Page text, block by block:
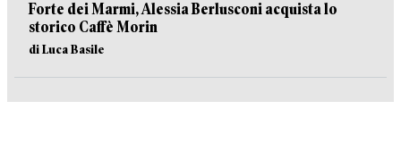
Forte dei Marmi, Alessia Berlusconi acquista lo
storico Caffè Morin
di Luca Basile